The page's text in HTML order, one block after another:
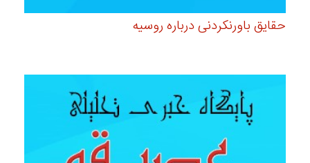
حقایق باورنکردنی درباره روسیه